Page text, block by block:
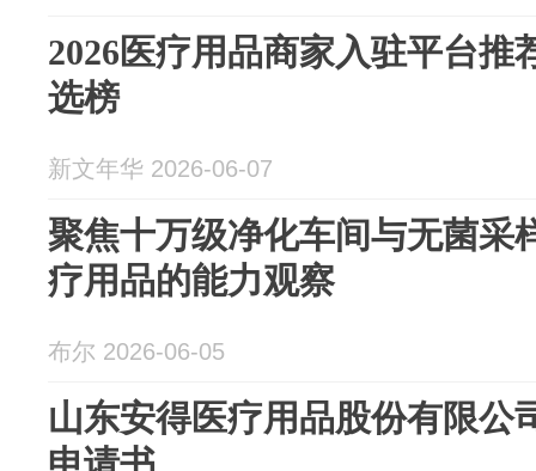
2026医疗用品商家入驻平台推
选榜
新文年华 2026-06-07
聚焦十万级净化车间与无菌采
疗用品的能力观察
布尔 2026-06-05
山东安得医疗用品股份有限公